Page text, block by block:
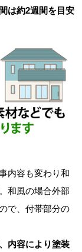
は約2週間を目安
内容も変わり和
和風の場合外部
で、付帯部分の
内容により塗装